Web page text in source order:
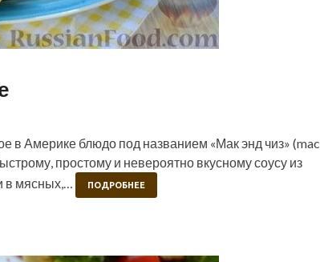
в Америке блюдо под названием «Мак энд чиз» (mac
простому и невероятно вкусному соусу из
в мясных,…
ПОДРОБНЕЕ